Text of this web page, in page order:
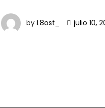
by L8ost_ julio 10,